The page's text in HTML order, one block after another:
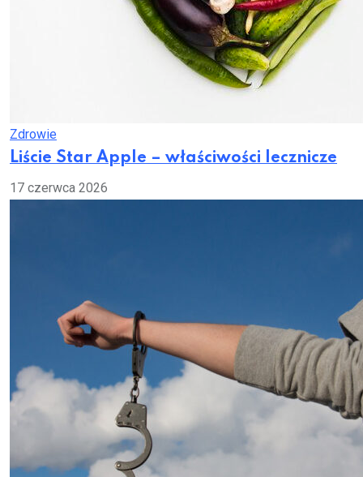
Zdrowie
Liście Star Apple – właściwości lecznicze
17 czerwca 2026